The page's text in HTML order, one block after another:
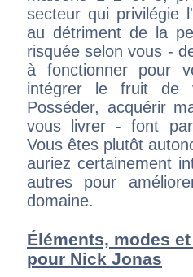
secteur qui privilégie
au détriment de la
risquée selon vous -
à fonctionner pour
intégrer le fruit de
Posséder, acquérir
vous livrer - font
Vous êtes plutôt
auriez certainement
autres pour
domaine.
Éléments, modes
pour Nick Jonas